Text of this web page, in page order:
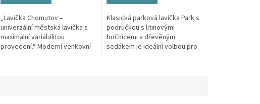
„Lavička Chomutov –
univerzální městská lavička s
maximální variabilitou
provedení.“ Moderní venkovní
Klasická parková lavička Park s
područkou s litinovými
bočnicemi a dřevěným
sedákem je ideální volbou pro